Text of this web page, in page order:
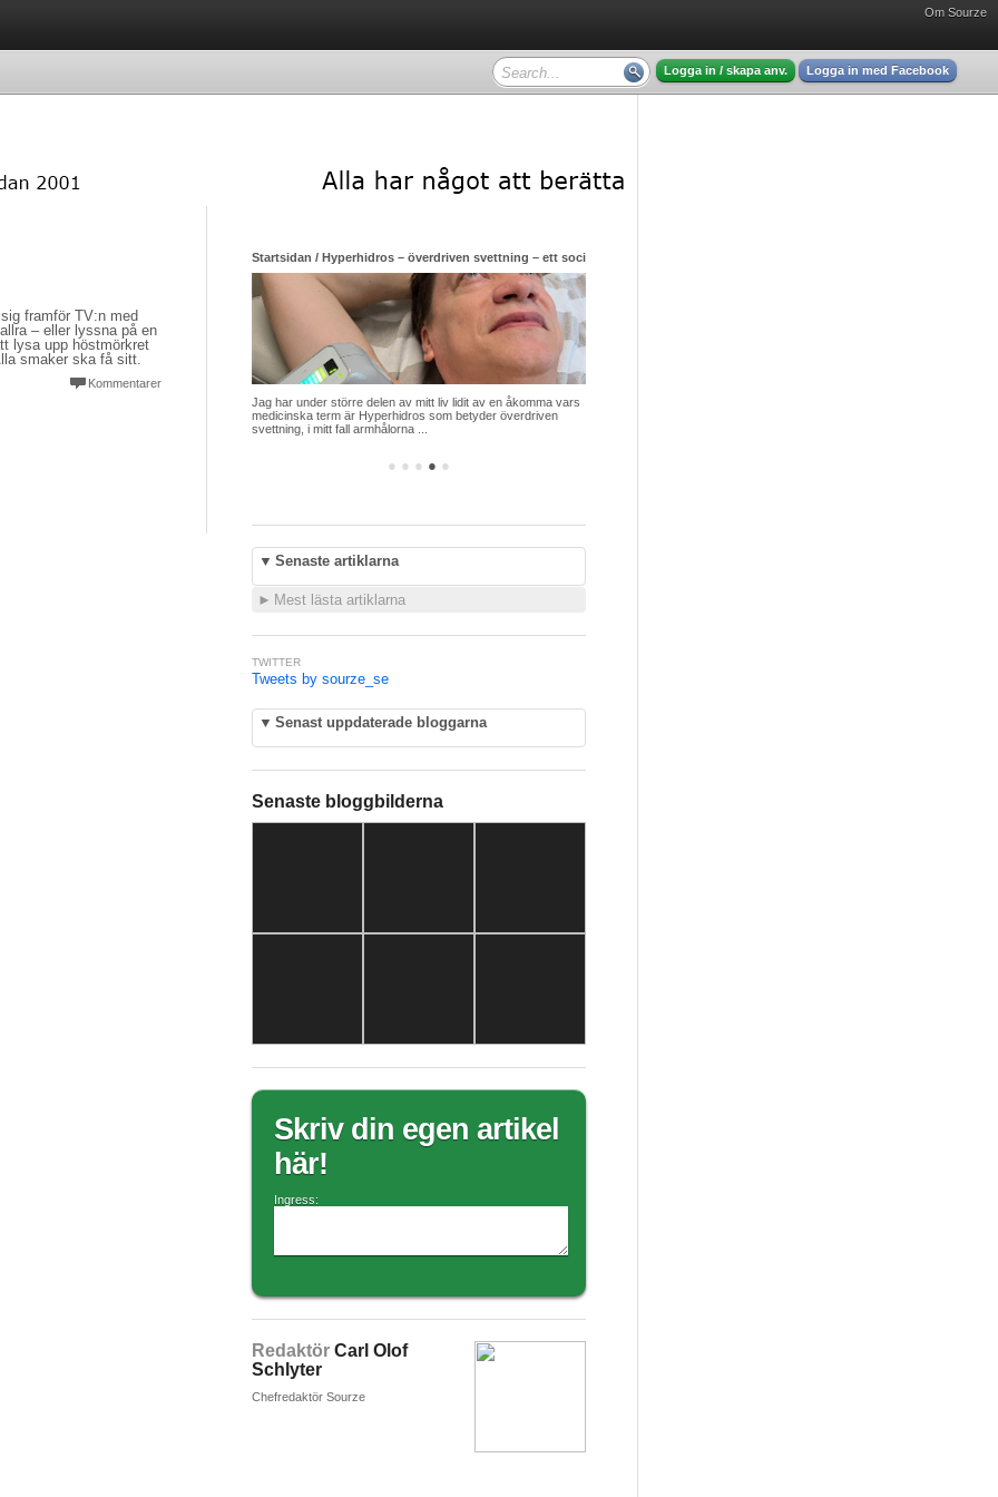
Om Sourze
Logga in / skapa anv. Logga in med Facebook
framför TV:n med
– eller lyssna på en
lysa upp höstmörkret
smaker ska få sitt.
Kommentarer
● ● ● ● ●
Startsidan / Hyperhidros – överdriven svettning – ett socialt gissel men hjälp finns att få
Jag har under större delen av mitt liv lidit av en åkomma vars
medicinska term är Hyperhidros som betyder överdriven
svettning, i mitt fall armhålorna ...
▼ Senaste artiklarna
► Mest lästa artiklarna
TWITTER
Tweets by sourze_se
▼ Senast uppdaterade bloggarna
Senaste bloggbilderna
Skriv din egen artikel
här!
Ingress:
Redaktör Carl Olof
Schlyter
Chefredaktör Sourze